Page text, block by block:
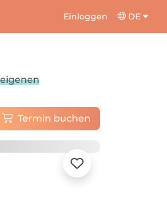
Einloggen DE
Termin buchen